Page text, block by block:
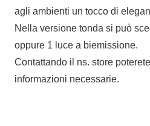
agli ambienti un tocco di
Nella versione tonda si può
oppure 1 luce a biemissione.
Contattando il ns. store
informazioni necessarie.